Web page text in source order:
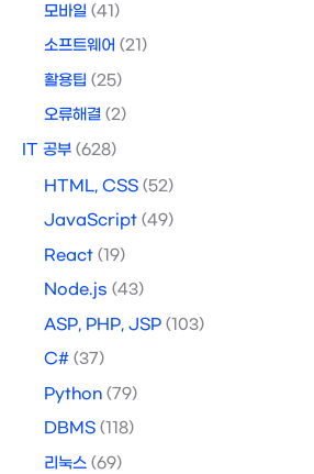
모바일 (41)
소프트웨어 (21)
활용팁 (25)
오류해결 (2)
IT 공부 (628)
HTML, CSS (52)
JavaScript (49)
React (19)
Node.js (43)
ASP, PHP, JSP (103)
C# (37)
Python (79)
DBMS (118)
리눅스 (69)